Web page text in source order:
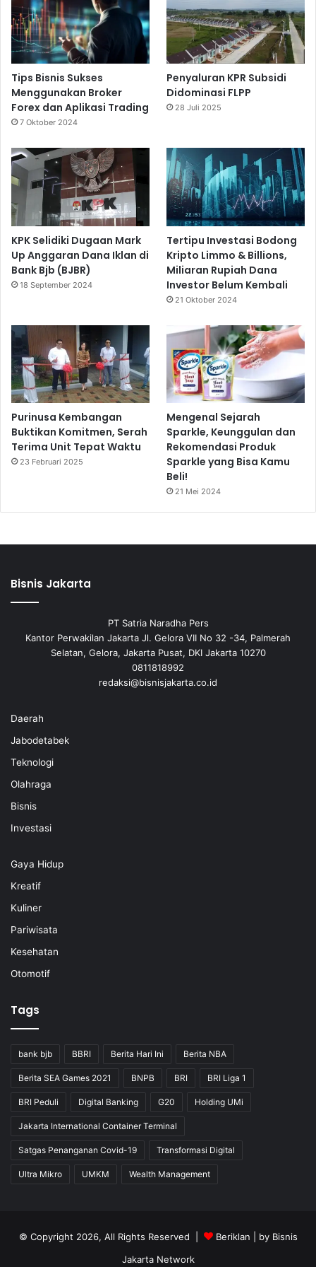
Tips Bisnis Sukses
Menggunakan Broker
Forex dan Aplikasi Trading
7 Oktober 2024
Penyaluran KPR Subsidi
Didominasi FLPP
28 Juli 2025
KPK Selidiki Dugaan Mark
Up Anggaran Dana Iklan di
Bank Bjb (BJBR)
18 September 2024
Tertipu Investasi Bodong
Kripto Limmo & Billions,
Miliaran Rupiah Dana
Investor Belum Kembali
21 Oktober 2024
Purinusa Kembangan
Buktikan Komitmen, Serah
Terima Unit Tepat Waktu
23 Februari 2025
Mengenal Sejarah
Sparkle, Keunggulan dan
Rekomendasi Produk
Sparkle yang Bisa Kamu
Beli!
21 Mei 2024
Bisnis Jakarta
PT Satria Naradha Pers
Kantor Perwakilan Jakarta Jl. Gelora VII No 32 -34, Palmerah
Selatan, Gelora, Jakarta Pusat, DKI Jakarta 10270
0811818992
redaksi@bisnisjakarta.co.id
Daerah
Jabodetabek
Teknologi
Olahraga
Bisnis
Investasi
Gaya Hidup
Kreatif
Kuliner
Pariwisata
Kesehatan
Otomotif
Tags
bank bjb BBRI Berita Hari Ini Berita NBA
Berita SEA Games 2021 BNPB BRI BRI Liga 1
BRI Peduli Digital Banking G20 Holding UMi
Jakarta International Container Terminal
Satgas Penanganan Covid-19 Transformasi Digital
Ultra Mikro UMKM Wealth Management
© Copyright 2026, All Rights Reserved | Beriklan | by Bisnis
Jakarta Network